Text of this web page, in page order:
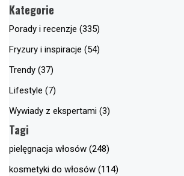
Kategorie
Porady i recenzje (335)
Fryzury i inspiracje (54)
Trendy (37)
Lifestyle (7)
Wywiady z ekspertami (3)
Tagi
pielęgnacja włosów (248)
kosmetyki do włosów (114)